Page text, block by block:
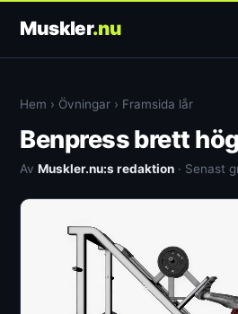
Muskler.nu
Hem › Övningar › Framsida lår
Benpress brett
AvMuskler.nu:s redaktion · Senast